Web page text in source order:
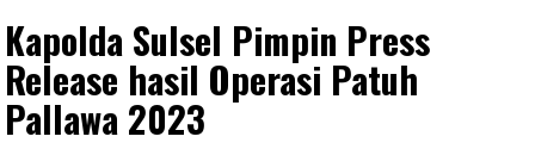
Kapolda Sulsel Pimpin Press
Release hasil Operasi Patuh
Pallawa 2023